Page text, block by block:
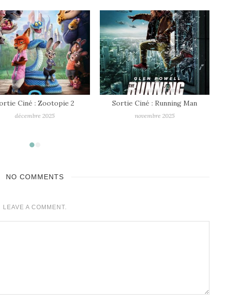
Ciné : Running Man
novembre 2025
Sortie Ciné : Rembrandt
septembre 2025
NO COMMENTS
LEAVE A COMMENT.